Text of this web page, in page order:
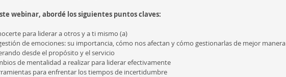
webinar, abordé los siguientes puntos claves:
para liderar a otros y a ti mismo (a)
de emociones: su importancia, cómo nos afectan y cómo gestionarlas de mejor manera
desde el propósito y el servicio
de mentalidad a realizar para liderar efectivamente
para enfrentar los tiempos de incertidumbre